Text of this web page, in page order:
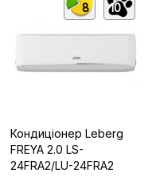
8 10
Кондиціонер Leberg
FREYA 2.0 LS-
24FRA2/LU-24FRA2